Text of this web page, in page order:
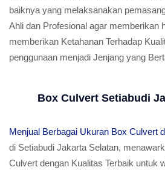
baiknya yang melaksanakan
Ahli dan Profesional agar memberikan
memberikan Ketahanan Terhadap
penggunaan menjadi Jenjang yang
Box Culvert Setiabudi
Menjual Berbagai Ukuran Box Culvert
di Setiabudi Jakarta Selatan,
Culvert dengan Kualitas Terbaik untuk